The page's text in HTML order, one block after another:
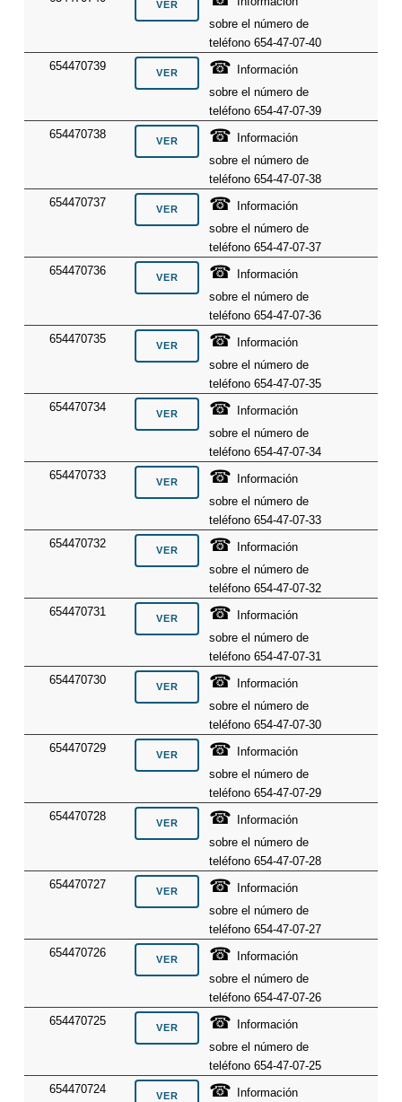
sobre el número de
teléfono 654-47-07-40
654470739
☎
Información
sobre el número de
teléfono 654-47-07-39
654470738
☎
Información
sobre el número de
teléfono 654-47-07-38
654470737
☎
Información
sobre el número de
teléfono 654-47-07-37
654470736
☎
Información
sobre el número de
teléfono 654-47-07-36
654470735
☎
Información
sobre el número de
teléfono 654-47-07-35
654470734
☎
Información
sobre el número de
teléfono 654-47-07-34
654470733
☎
Información
sobre el número de
teléfono 654-47-07-33
654470732
☎
Información
sobre el número de
teléfono 654-47-07-32
654470731
☎
Información
sobre el número de
teléfono 654-47-07-31
654470730
☎
Información
sobre el número de
teléfono 654-47-07-30
654470729
☎
Información
sobre el número de
teléfono 654-47-07-29
654470728
☎
Información
sobre el número de
teléfono 654-47-07-28
654470727
☎
Información
sobre el número de
teléfono 654-47-07-27
654470726
☎
Información
sobre el número de
teléfono 654-47-07-26
654470725
☎
Información
sobre el número de
teléfono 654-47-07-25
654470724
☎
Información